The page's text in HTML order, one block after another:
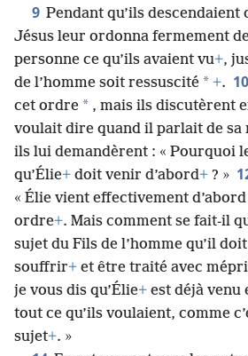
9 Pendant qu’ils descendaient
Jésus leur ordonna fermement
personne ce qu’ils avaient vu+,
de l’homme soit ressuscité * +. 10
cet ordre * , mais ils discutèrent
voulait dire quand il parlait de
ils lui demandèrent : « Pourquoi
qu’Élie+ doit venir d’abord+ ? »
« Élie vient effectivement
ordre+. Mais comment se fait-il
sujet du Fils de l’homme qu’il
souffrir+ et être traité avec
je vous dis qu’Élie+ est déjà venu
tout ce qu’ils voulaient, comme
sujet+. »